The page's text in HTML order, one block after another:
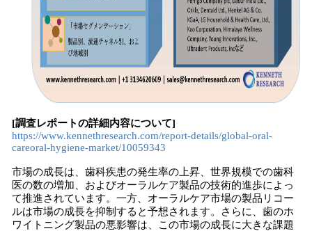
[調査レポートの詳細内容について]
https://www.kennethresearch.com/report-details/global-oral-
careoral-hygiene-market/10059343
市場の成長は、歯科疾患の発生率の上昇、世界規模での歯科
医の数の増加、およびオーラルケア製品の技術的進歩によっ
て推進されています。一方、オーラルケア市場の製品リコー
ルは市場の成長を抑制すると予想されます。さらに、歯のホ
ワイトニング製品の悪影響は、この市場の成長に大きな課題